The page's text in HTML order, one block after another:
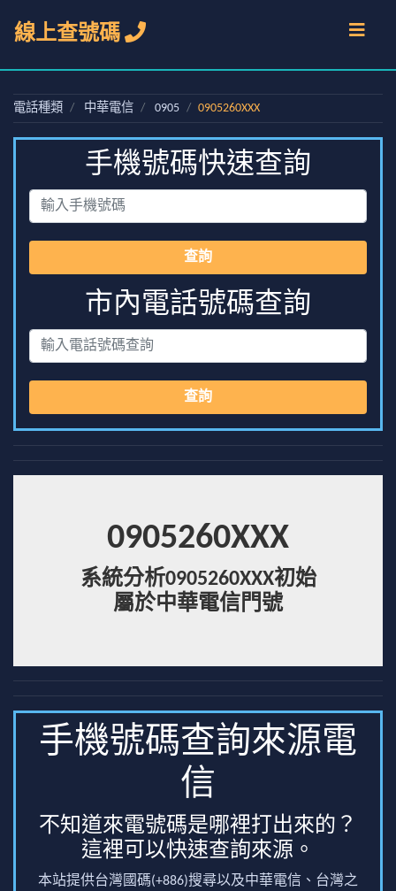
線上查號碼
電話種類 中華電信 0905 0905260XXX
手機號碼快速查詢
查詢
市內電話號碼查詢
查詢
0905260XXX
系統分析0905260XXX初始
屬於中華電信門號
手機號碼查詢來源電
信
不知道來電號碼是哪裡打出來的？
這裡可以快速查詢來源。
本站提供台灣國碼(+886)搜尋以及中華電信、台灣之